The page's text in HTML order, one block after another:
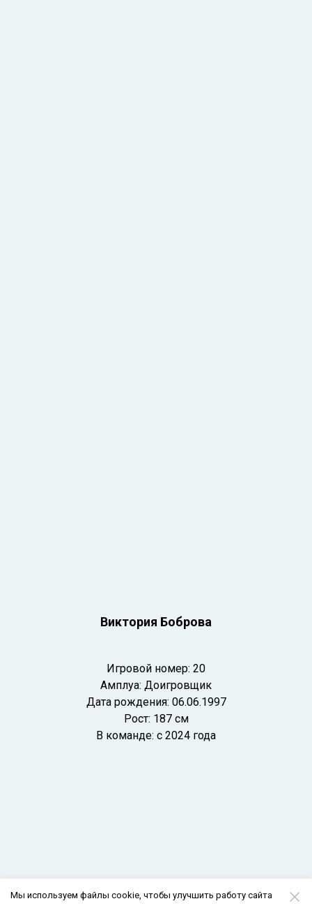
Виктория Боброва
Игровой номер: 20
Амплуа: Доигровщик
Дата рождения: 06.06.1997
Рост: 187 см
В команде: с 2024 года
Мы используем файлы cookie, чтобы улучшить работу сайта